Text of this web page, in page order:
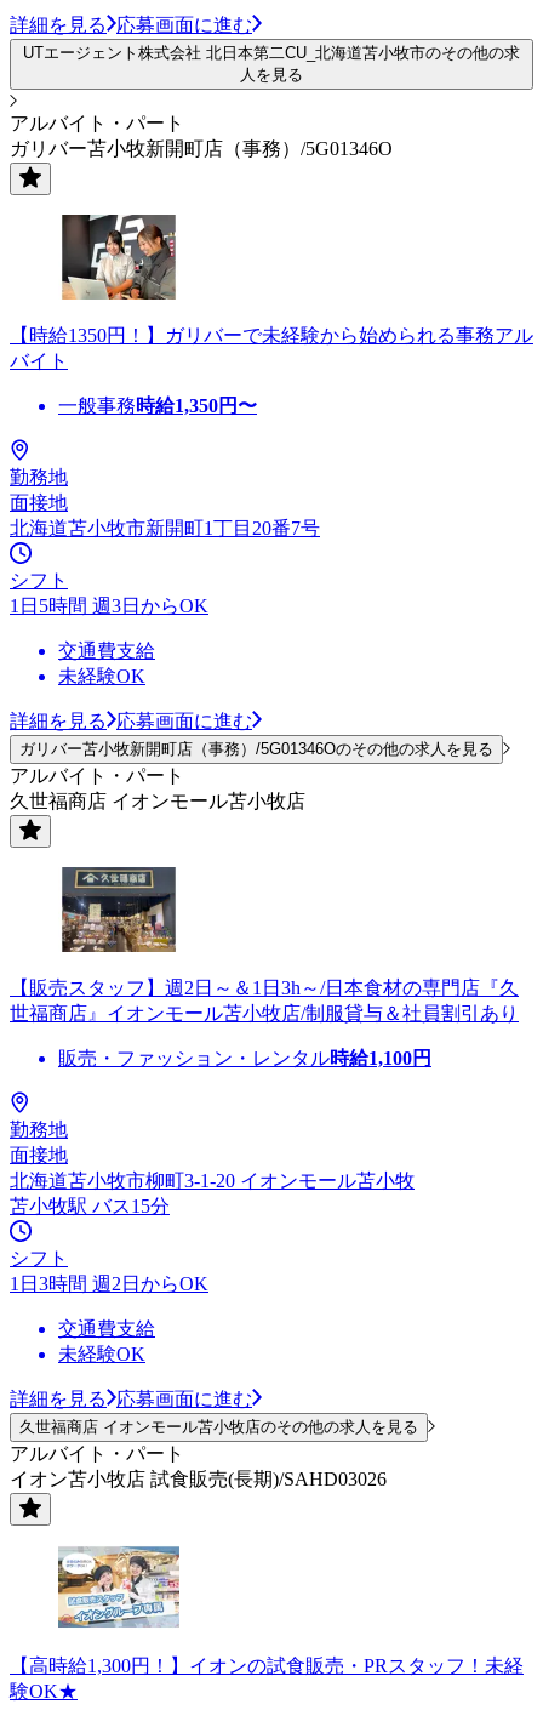
詳細を見る 応募画面に進む
UTエージェント株式会社 北日本第二CU_北海道苫小牧市のその他の求
人を見る
アルバイト・パート
ガリバー苫小牧新開町店（事務）/5G01346O
【時給1350円！】ガリバーで未経験から始められる事務アル
バイト
一般事務時給1,350円〜
勤務地
面接地
北海道苫小牧市新開町1丁目20番7号
シフト
1日5時間 週3日からOK
交通費支給
未経験OK
詳細を見る 応募画面に進む
ガリバー苫小牧新開町店（事務）/5G01346Oのその他の求人を見る
アルバイト・パート
久世福商店 イオンモール苫小牧店
【販売スタッフ】週2日～＆1日3h～/日本食材の専門店『久
世福商店』イオンモール苫小牧店/制服貸与＆社員割引あり
販売・ファッション・レンタル時給1,100円
勤務地
面接地
北海道苫小牧市柳町3-1-20 イオンモール苫小牧
苫小牧駅 バス15分
シフト
1日3時間 週2日からOK
交通費支給
未経験OK
詳細を見る 応募画面に進む
久世福商店 イオンモール苫小牧店のその他の求人を見る
アルバイト・パート
イオン苫小牧店 試食販売(長期)/SAHD03026
【高時給1,300円！】イオンの試食販売・PRスタッフ！未経
験OK★